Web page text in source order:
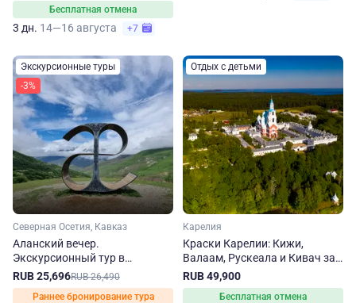
Бесплатная отмена
3 дн. 14—16 августа +7
Экскурсионные туры
-3%
Северная Осетия, Кавказ
Аланский вечер.
Экскурсионный тур в
Северную Осетию
RUB 25,696RUB 26,490
Раннее бронирование тура
Отдых с детьми
Карелия
Краски Карелии: Кижи,
Валаам, Рускеала и Кивач за
3 дня
RUB 49,900
Бесплатная отмена